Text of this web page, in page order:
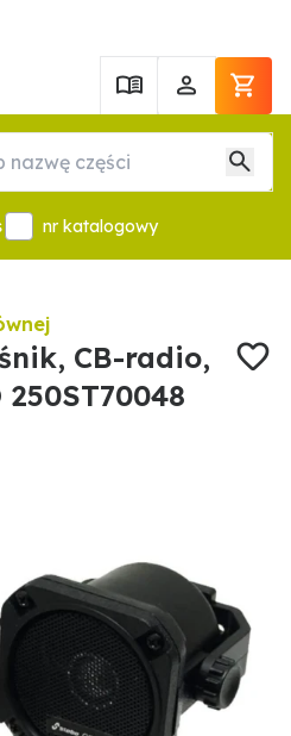
nr katalogowy
CB-radio,
250ST70048